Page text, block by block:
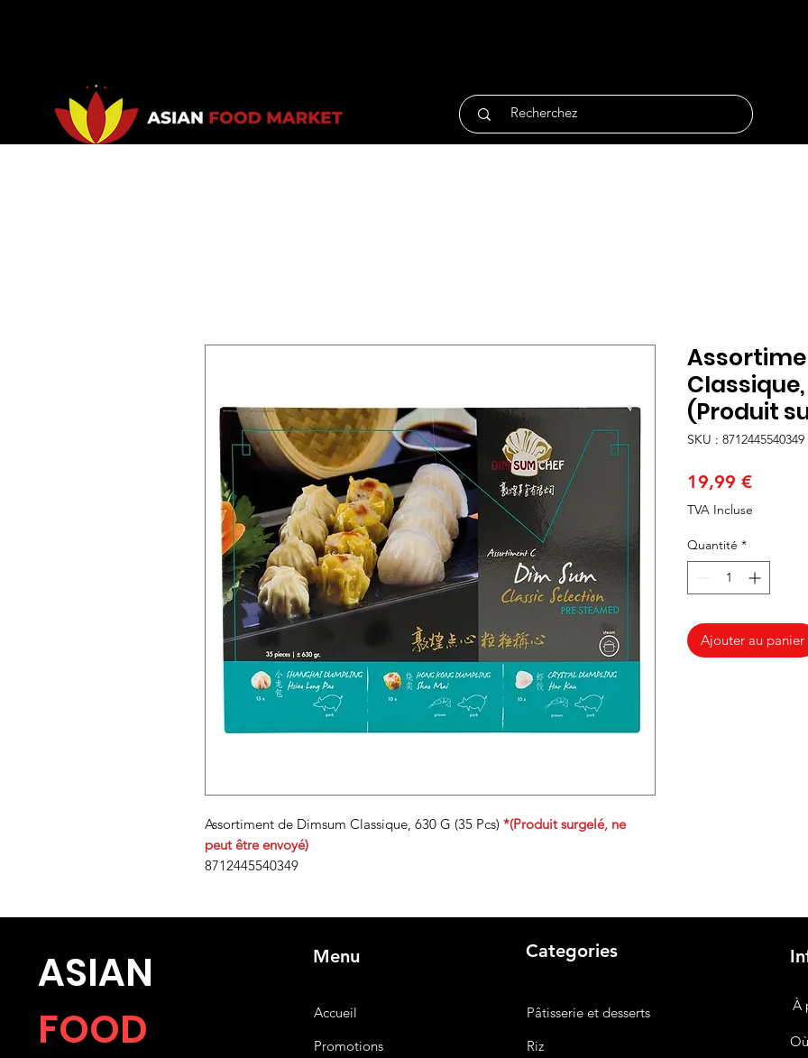
Assortiment de Dimsum Classique, 630 G (35 Pcs) *(Produit surgelé, ne
peut être envoyé)
8712445540349
(Produit
SKU : 8712445540349
19,99 €Prix
TVA Incluse
Quantité *
Ajouter au panier
ASIAN
FOOD
Menu
Accueil
Promotions
Categories
Pâtisserie et desserts
Riz
À